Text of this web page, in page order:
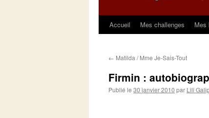
Aller
contenu
Accueil Mes challenges Mes
← Matilda / Mme Je-Sais-Tout
Firmin :
Publié le 30 janvier 2010 par Lili